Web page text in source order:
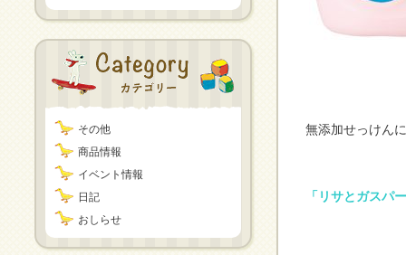
その他
商品情報
イベント情報
日記
おしらせ
無添加せっけん
「リサとガスパ